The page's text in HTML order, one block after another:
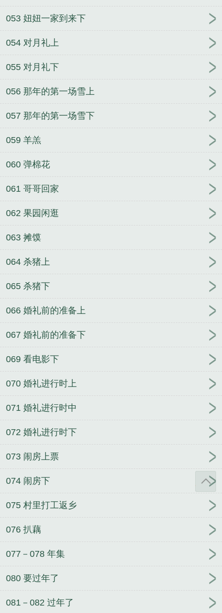
053 妞妞一家到来下
054 对月礼上
055 对月礼下
056 那年的第一场雪上
057 那年的第一场雪下
059 羊羔
060 弹棉花
061 哥哥回家
062 果园闲逛
063 摊馍
064 杀猪上
065 杀猪下
066 婚礼前的准备上
067 婚礼前的准备下
069 看电影下
070 婚礼进行时上
071 婚礼进行时中
072 婚礼进行时下
073 闹房上票
074 闹房下
075 村里打工返乡
076 扒藕
077－078 年集
080 要过年了
081－082 过年了